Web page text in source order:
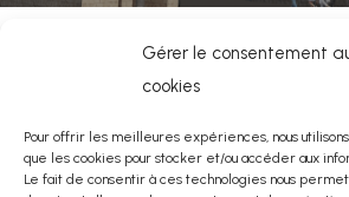
Gérer le consentement
cookies
Pour offrir les meilleures expériences, nous
que les cookies pour stocker et/ou accéder aux
Le fait de consentir à ces technologies nous